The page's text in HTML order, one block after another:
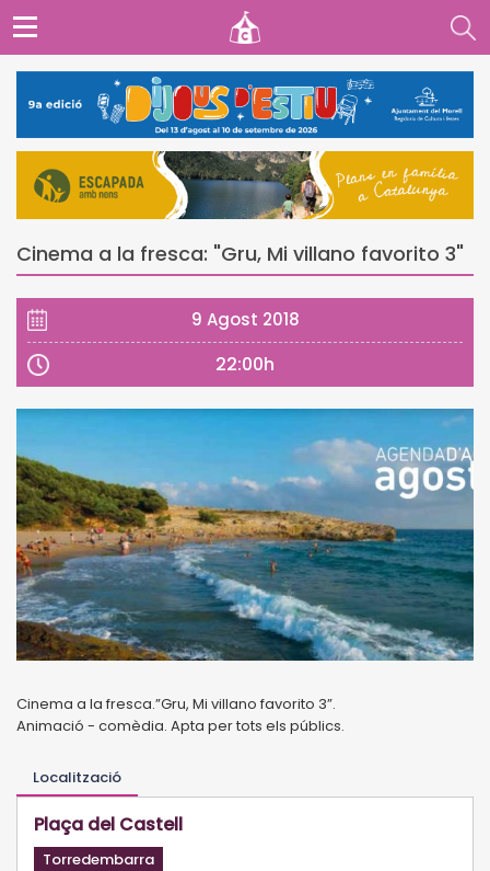
Cinema a la fresca: "Gru, Mi villano favorito 3"
9 Agost 2018
22:00h
Cinema a la fresca.”Gru, Mi villano favorito 3”.
Animació - comèdia. Apta per tots els públics.
Localització
Plaça del Castell
Torredembarra